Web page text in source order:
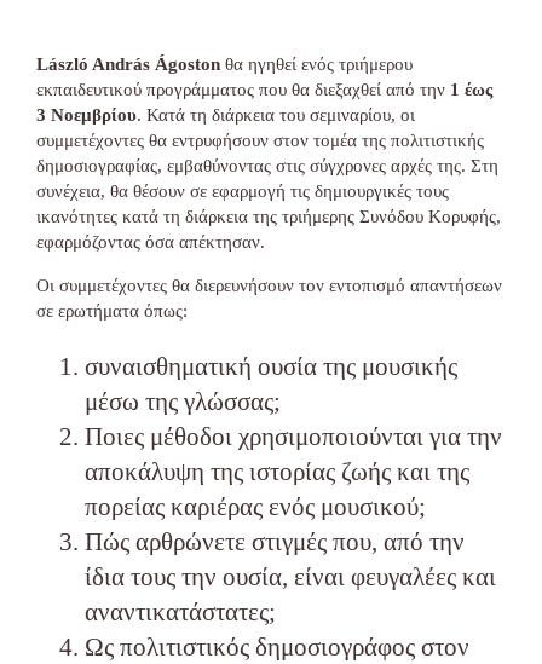
László András Ágoston θα ηγηθεί ενός τριήμερου
εκπαιδευτικού προγράμματος που θα διεξαχθεί από την 1 έως
3 Νοεμβρίου. Κατά τη διάρκεια του σεμιναρίου, οι
συμμετέχοντες θα εντρυφήσουν στον τομέα της πολιτιστικής
δημοσιογραφίας, εμβαθύνοντας στις σύγχρονες αρχές της. Στη
συνέχεια, θα θέσουν σε εφαρμογή τις δημιουργικές τους
ικανότητες κατά τη διάρκεια της τριήμερης Συνόδου Κορυφής,
εφαρμόζοντας όσα απέκτησαν.
Οι συμμετέχοντες θα διερευνήσουν τον εντοπισμό απαντήσεων
σε ερωτήματα όπως:
συναισθηματική ουσία της μουσικής
μέσω της γλώσσας;
Ποιες μέθοδοι χρησιμοποιούνται για την
αποκάλυψη της ιστορίας ζωής και της
πορείας καριέρας ενός μουσικού;
Πώς αρθρώνετε στιγμές που, από την
ίδια τους την ουσία, είναι φευγαλέες και
αναντικατάστατες;
Ως πολιτιστικός δημοσιογράφος στον